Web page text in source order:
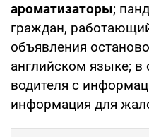
ароматизаторы;
граждан,
объявления
английском языке;
водителя с
информация для